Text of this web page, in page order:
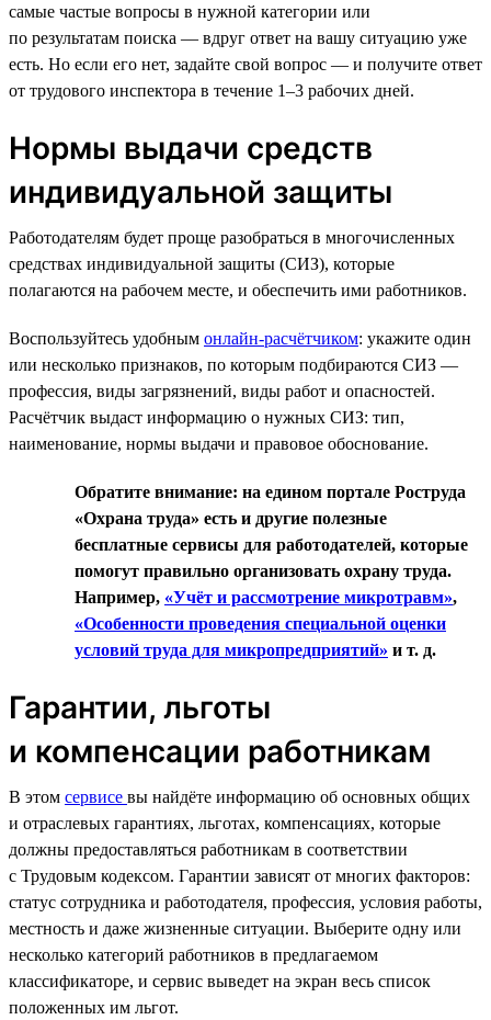
самые частые вопросы в нужной категории или
по результатам поиска — вдруг ответ на вашу ситуацию уже
есть. Но если его нет, задайте свой вопрос — и получите ответ
от трудового инспектора в течение 1–3 рабочих дней.
Нормы выдачи средств
индивидуальной защиты
Работодателям будет проще разобраться в многочисленных
средствах индивидуальной защиты (СИЗ), которые
полагаются на рабочем месте, и обеспечить ими работников.
Воспользуйтесь удобным онлайн-расчётчиком: укажите один
или несколько признаков, по которым подбираются СИЗ —
профессия, виды загрязнений, виды работ и опасностей.
Расчётчик выдаст информацию о нужных СИЗ: тип,
наименование, нормы выдачи и правовое обоснование.
Обратите внимание: на едином портале Роструда
«Охрана труда» есть и другие полезные
бесплатные сервисы для работодателей, которые
помогут правильно организовать охрану труда.
Например, «Учёт и рассмотрение микротравм»,
«Особенности проведения специальной оценки
условий труда для микропредприятий» и т. д.
Гарантии, льготы
и компенсации работникам
В этом сервисе вы найдёте информацию об основных общих
и отраслевых гарантиях, льготах, компенсациях, которые
должны предоставляться работникам в соответствии
с Трудовым кодексом. Гарантии зависят от многих факторов:
статус сотрудника и работодателя, профессия, условия работы,
местность и даже жизненные ситуации. Выберите одну или
несколько категорий работников в предлагаемом
классификаторе, и сервис выведет на экран весь список
положенных им льгот.